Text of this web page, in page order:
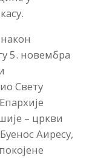
5. новембра
Свету
– цркви
Аиресу,